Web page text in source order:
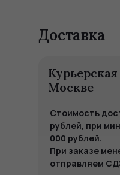
Доставка
Стоимость
рублей, при
000 рублей.
При заказе
отправляем
Москве